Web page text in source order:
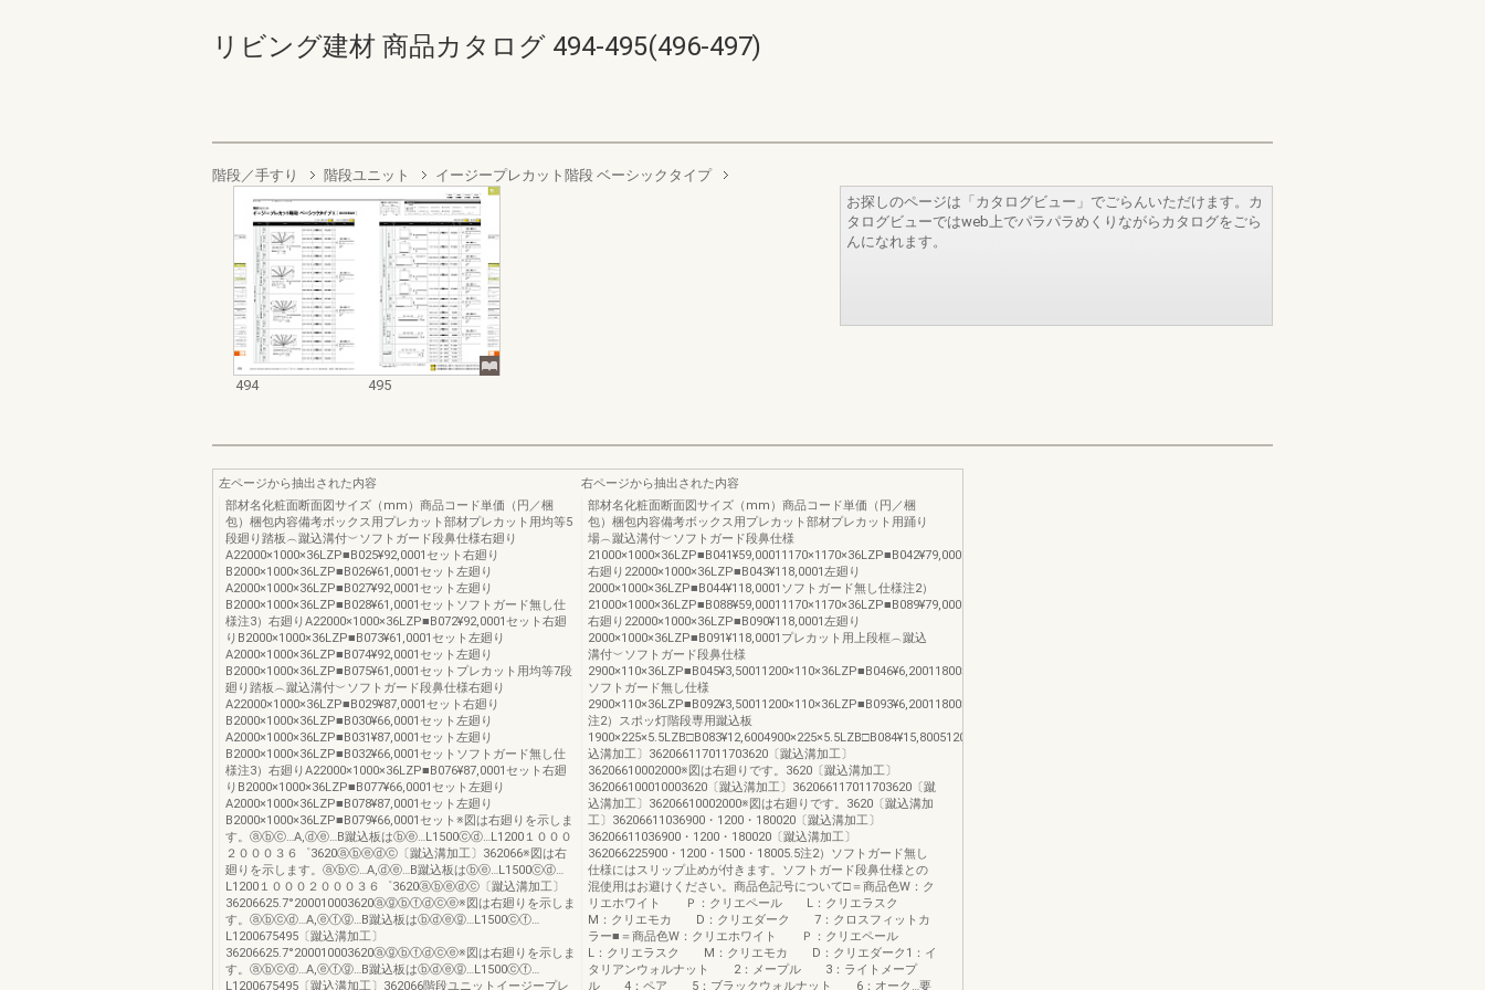
リビング建材 商品カタログ 494-495(496-497)
階段／手すり 階段ユニット イージープレカット階段 ベーシックタイプ
494 495
お探しのページは「カタログビュー」でごらんいただけます。カ
タログビューではweb上でパラパラめくりながらカタログをごら
んになれます。
左ページから抽出された内容
部材名化粧面断面図サイズ（mm）商品コード単価（円／梱
包）梱包内容備考ボックス用プレカット部材プレカット用均等5
段廻り踏板︵蹴込溝付︶ソフトガード段鼻仕様右廻り
A22000×1000×36LZP■B025¥92,0001セット右廻り
B2000×1000×36LZP■B026¥61,0001セット左廻り
A2000×1000×36LZP■B027¥92,0001セット左廻り
B2000×1000×36LZP■B028¥61,0001セットソフトガード無し仕
様注3）右廻りA22000×1000×36LZP■B072¥92,0001セット右廻
りB2000×1000×36LZP■B073¥61,0001セット左廻り
A2000×1000×36LZP■B074¥92,0001セット左廻り
B2000×1000×36LZP■B075¥61,0001セットプレカット用均等7段
廻り踏板︵蹴込溝付︶ソフトガード段鼻仕様右廻り
A22000×1000×36LZP■B029¥87,0001セット右廻り
B2000×1000×36LZP■B030¥66,0001セット左廻り
A2000×1000×36LZP■B031¥87,0001セット左廻り
B2000×1000×36LZP■B032¥66,0001セットソフトガード無し仕
様注3）右廻りA22000×1000×36LZP■B076¥87,0001セット右廻
りB2000×1000×36LZP■B077¥66,0001セット左廻り
A2000×1000×36LZP■B078¥87,0001セット左廻り
B2000×1000×36LZP■B079¥66,0001セット※図は右廻りを示しま
す。ⓐⓑⓒ…A,ⓓⓔ…B蹴込板はⓑⓔ…L1500ⓒⓓ…L1200１０００
２０００３６゜3620ⓐⓑⓔⓓⓒ〔蹴込溝加工〕362066※図は右
廻りを示します。ⓐⓑⓒ…A,ⓓⓔ…B蹴込板はⓑⓔ…L1500ⓒⓓ…
L1200１０００２０００３６゜3620ⓐⓑⓔⓓⓒ〔蹴込溝加工〕
36206625.7°200010003620ⓐⓖⓑⓕⓓⓒⓔ※図は右廻りを示しま
す。ⓐⓑⓒⓓ…A,ⓔⓕⓖ…B蹴込板はⓑⓓⓔⓖ…L1500ⓒⓕ…
L1200675495〔蹴込溝加工〕
36206625.7°200010003620ⓐⓖⓑⓕⓓⓒⓔ※図は右廻りを示しま
す。ⓐⓑⓒⓓ…A,ⓔⓕⓖ…B蹴込板はⓑⓓⓔⓖ…L1500ⓒⓕ…
L1200675495〔蹴込溝加工〕362066階段ユニットイージープレ
右ページから抽出された内容
部材名化粧面断面図サイズ（mm）商品コード単価（円／梱
包）梱包内容備考ボックス用プレカット部材プレカット用踊り
場︵蹴込溝付︶ソフトガード段鼻仕様
21000×1000×36LZP■B041¥59,00011170×1170×36LZP■B042¥79,0001
右廻り22000×1000×36LZP■B043¥118,0001左廻り
2000×1000×36LZP■B044¥118,0001ソフトガード無し仕様注2）
21000×1000×36LZP■B088¥59,00011170×1170×36LZP■B089¥79,0001
右廻り22000×1000×36LZP■B090¥118,0001左廻り
2000×1000×36LZP■B091¥118,0001プレカット用上段框︵蹴込
溝付︶ソフトガード段鼻仕様
2900×110×36LZP■B045¥3,50011200×110×36LZP■B046¥6,20011800×110×36LZP■B047¥10,0001
ソフトガード無し仕様
2900×110×36LZP■B092¥3,50011200×110×36LZP■B093¥6,20011800×110×36LZP■B094¥10,0001
注2）スポッ灯階段専用蹴込板
1900×225×5.5LZB□B083¥12,6004900×225×5.5LZB□B084¥15,80051200×225×5.5LZB□B085¥7,50021500×225×5.5LZB□B086¥4,30011800×225×5.5LZB□B087￥
込溝加工〕362066117011703620〔蹴込溝加工〕
36206610002000※図は右廻りです。3620〔蹴込溝加工〕
362066100010003620〔蹴込溝加工〕362066117011703620〔蹴
込溝加工〕36206610002000※図は右廻りです。3620〔蹴込溝加
工〕36206611036900・1200・180020〔蹴込溝加工〕
36206611036900・1200・180020〔蹴込溝加工〕
362066225900・1200・1500・18005.5注2）ソフトガード無し
仕様にはスリップ止めが付きます。ソフトガード段鼻仕様との
混使用はお避けください。商品色記号について□＝商品色W：ク
リエホワイト Ｐ：クリエペール L：クリエラスク
M：クリエモカ D：クリエダーク 7：クロスフィットカ
ラー■＝商品色W：クリエホワイト Ｐ：クリエペール
L：クリエラスク M：クリエモカ D：クリエダーク1：イ
タリアンウォルナット 2：メープル 3：ライトメープ
ル 4：ペア 5：ブラックウォルナット 6：オーク…要